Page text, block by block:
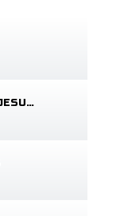
MARIA MADALENA VÊ JESUS VIVO